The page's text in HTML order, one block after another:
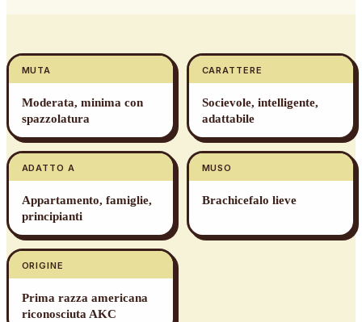
MUTA
Moderata, minima con
spazzolatura
CARATTERE
Socievole, intelligente,
adattabile
ADATTO A
Appartamento, famiglie,
principianti
MUSO
Brachicefalo lieve
ORIGINE
Prima razza americana
riconosciuta AKC